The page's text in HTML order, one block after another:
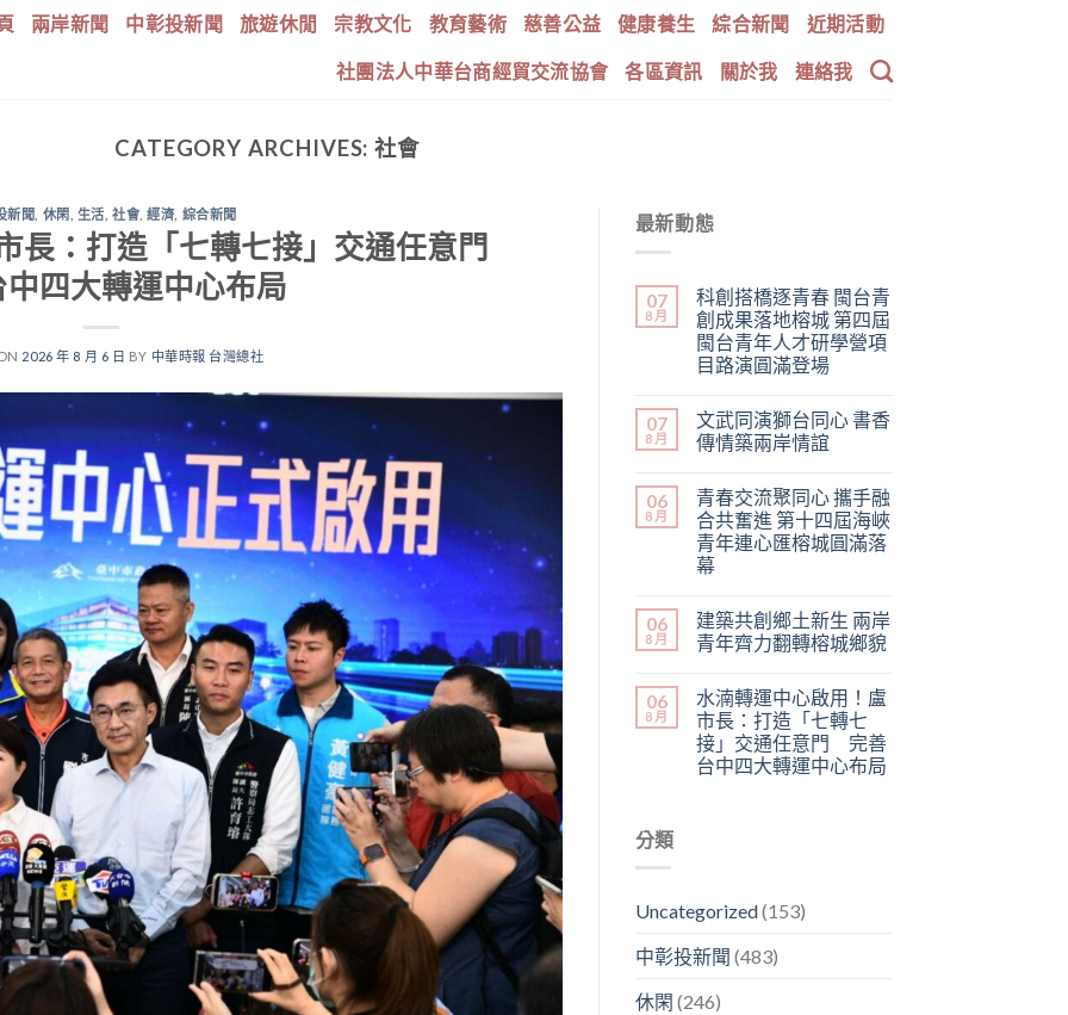
兩岸新聞 中彰投新聞 旅遊休閒 宗教文化 教育藝術 慈善公益 健康養生 綜合新聞 近期活動
社團法人中華台商經貿交流協會 各區資訊 關於我 連絡我
CATEGORY ARCHIVES:社會
新聞 休閑 生活 ,社會,經濟 綜合新聞
長：打造「七轉七接」交通任意門
四大轉運中心布局
2026 年 8 月 6 日 BY 中華時報 台灣總社
最新動態
07
8 月
科創搭橋逐青春 閩台青
創成果落地榕城 第四屆
閩台青年人才研學營項
目路演圓滿登場
07
8 月
文武同演獅台同心 書香
傳情築兩岸情誼
06
8 月
青春交流聚同心 攜手融
合共奮進 第十四屆海峽
青年連心匯榕城圓滿落
幕
06
8 月
建築共創鄉土新生 兩岸
青年齊力翻轉榕城鄉貌
06
8 月
水湳轉運中心啟用！盧
市長：打造「七轉七
接」交通任意門 完善
台中四大轉運中心布局
分類
Uncategorized(153)
中彰投新聞 (483)
休閑 (246)